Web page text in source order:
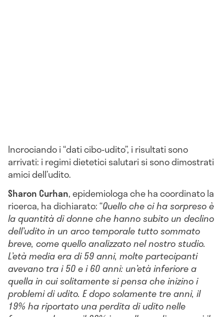
Incrociando i “dati cibo-udito”, i risultati sono
arrivati: i regimi dietetici salutari si sono dimostrati
amici dell’udito.
Sharon Curhan, epidemiologa che ha coordinato la
ricerca, ha dichiarato: “Quello che ci ha sorpreso è
la quantità di donne che hanno subito un declino
dell’udito in un arco temporale tutto sommato
breve, come quello analizzato nel nostro studio.
L’età media era di 59 anni, molte partecipanti
avevano tra i 50 e i 60 anni: un’età inferiore a
quella in cui solitamente si pensa che inizino i
problemi di udito. E dopo solamente tre anni, il
19% ha riportato una perdita di udito nelle